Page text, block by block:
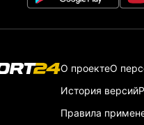
О проектеО
История версий
Правила